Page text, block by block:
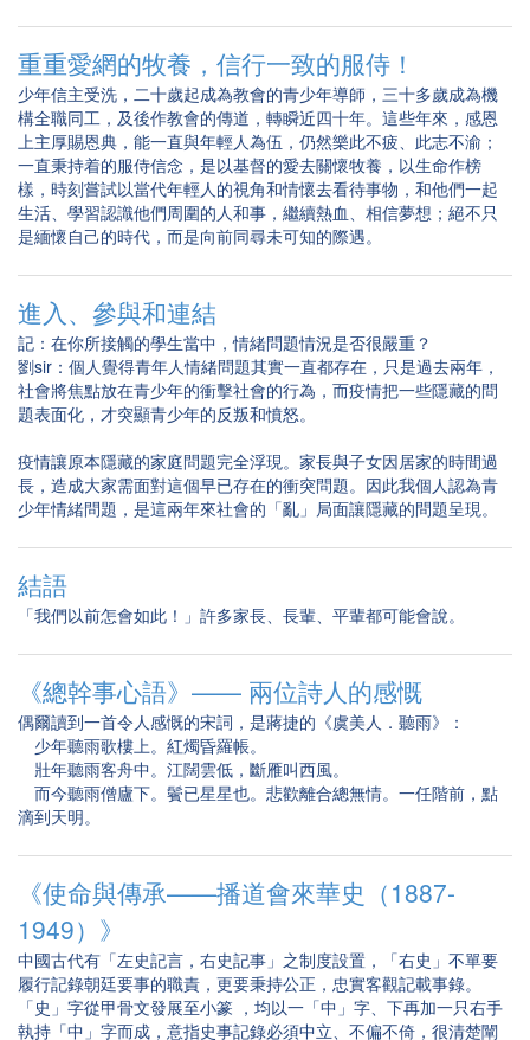
重重愛網的牧養，信行一致的服侍！
少年信主受洗，二十歲起成為教會的青少年導師，三十多歲成為機
構全職同工，及後作教會的傳道，轉瞬近四十年。這些年來，感恩
上主厚賜恩典，能一直與年輕人為伍，仍然樂此不疲、此志不渝；
一直秉持着的服侍信念，是以基督的愛去關懷牧養，以生命作榜
樣，時刻嘗試以當代年輕人的視角和情懷去看待事物，和他們一起
生活、學習認識他們周圍的人和事，繼續熱血、相信夢想；絕不只
是緬懷自己的時代，而是向前同尋未可知的際遇。
進入、參與和連結
記：在你所接觸的學生當中，情緒問題情況是否很嚴重？
劉sir：個人覺得青年人情緒問題其實一直都存在，只是過去兩年，
社會將焦點放在青少年的衝擊社會的行為，而疫情把一些隱藏的問
題表面化，才突顯青少年的反叛和憤怒。
疫情讓原本隱藏的家庭問題完全浮現。家長與子女因居家的時間過
長，造成大家需面對這個早已存在的衝突問題。因此我個人認為青
少年情緒問題，是這兩年來社會的「亂」局面讓隱藏的問題呈現。
結語
「我們以前怎會如此！」許多家長、長輩、平輩都可能會說。
《總幹事心語》—— 兩位詩人的感慨
偶爾讀到一首令人感慨的宋詞，是蔣捷的《虞美人．聽雨》：
少年聽雨歌樓上。紅燭昏羅帳。
壯年聽雨客舟中。江闊雲低，斷雁叫西風。
而今聽雨僧廬下。鬢已星星也。悲歡離合總無情。一任階前，點
滴到天明。
《使命與傳承——播道會來華史（1887-
1949）》
中國古代有「左史記言，右史記事」之制度設置，「右史」不單要
履行記錄朝廷要事的職責，更要秉持公正，忠實客觀記載事錄。
「史」字從甲骨文發展至小篆 ，均以一「中」字、下再加一只右手
執持「中」字而成，意指史事記錄必須中立、不偏不倚，很清楚闡